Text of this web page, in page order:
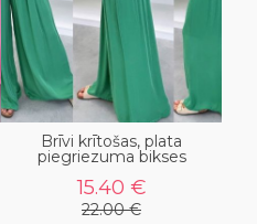
Brīvi krītošas, plata
piegriezuma bikses
15.40 €
22.00 €